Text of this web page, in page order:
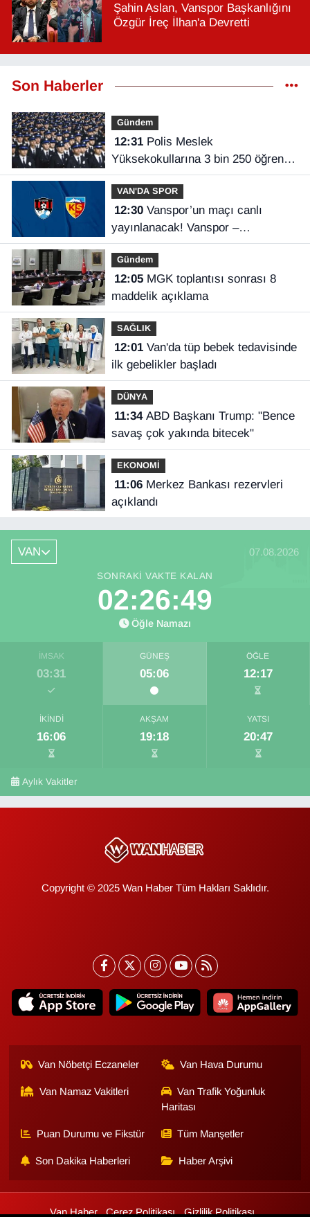
Şahin Aslan, Vanspor Başkanlığını
Özgür İreç İlhan'a Devretti
Son Haberler
Gündem
12:31Polis Meslek
Yüksekokullarına 3 bin 250 öğrenci
alınacak
VAN'DA SPOR
12:30Vanspor’un maçı canlı
yayınlanacak! Vanspor –
Kayserispor maçı hangi kanalda,
saat kaçta?
Gündem
12:05MGK toplantısı sonrası 8
maddelik açıklama
SAĞLIK
12:01Van'da tüp bebek tedavisinde
ilk gebelikler başladı
DÜNYA
11:34ABD Başkanı Trump: "Bence
savaş çok yakında bitecek"
EKONOMİ
11:06Merkez Bankası rezervleri
açıklandı
VAN 07.08.2026
SONRAKI VAKTE KALAN
02:26:49
Öğle Namazı
İMSAK
03:31
GÜNEŞ
05:06
ÖĞLE
12:17
İKINDI
16:06
AKŞAM
19:18
YATSI
20:47
Aylık Vakitler
Copyright © 2025 Wan Haber Tüm Hakları Saklıdır.
Van Nöbetçi Eczaneler Van Hava Durumu
Van Namaz Vakitleri
Van Trafik Yoğunluk
Haritası
Puan Durumu ve Fikstür Tüm Manşetler
Son Dakika Haberleri Haber Arşivi
Van Haber Çerez Politikası Gizlilik Politikası